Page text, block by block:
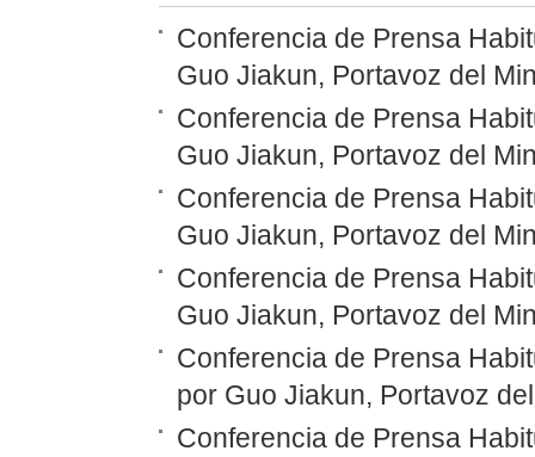
Conferencia de Prensa
Guo Jiakun, Portavoz del
Conferencia de Prensa
Guo Jiakun, Portavoz del
Conferencia de Prensa
Guo Jiakun, Portavoz del
Conferencia de Prensa
Guo Jiakun, Portavoz del
Conferencia de Prensa
por Guo Jiakun, Portavoz
Conferencia de Prensa